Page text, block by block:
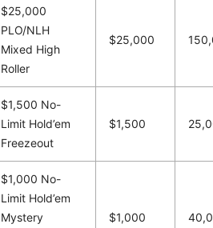
$25,000
PLO/NLH
Mixed High
Roller
$25,000
$1,500 No-
Limit Hold’em
Freezeout
$1,500
$1,000 No-
Limit Hold’em
Mystery
$1,000